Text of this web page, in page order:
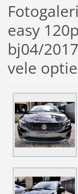
easy
bj04/
vele